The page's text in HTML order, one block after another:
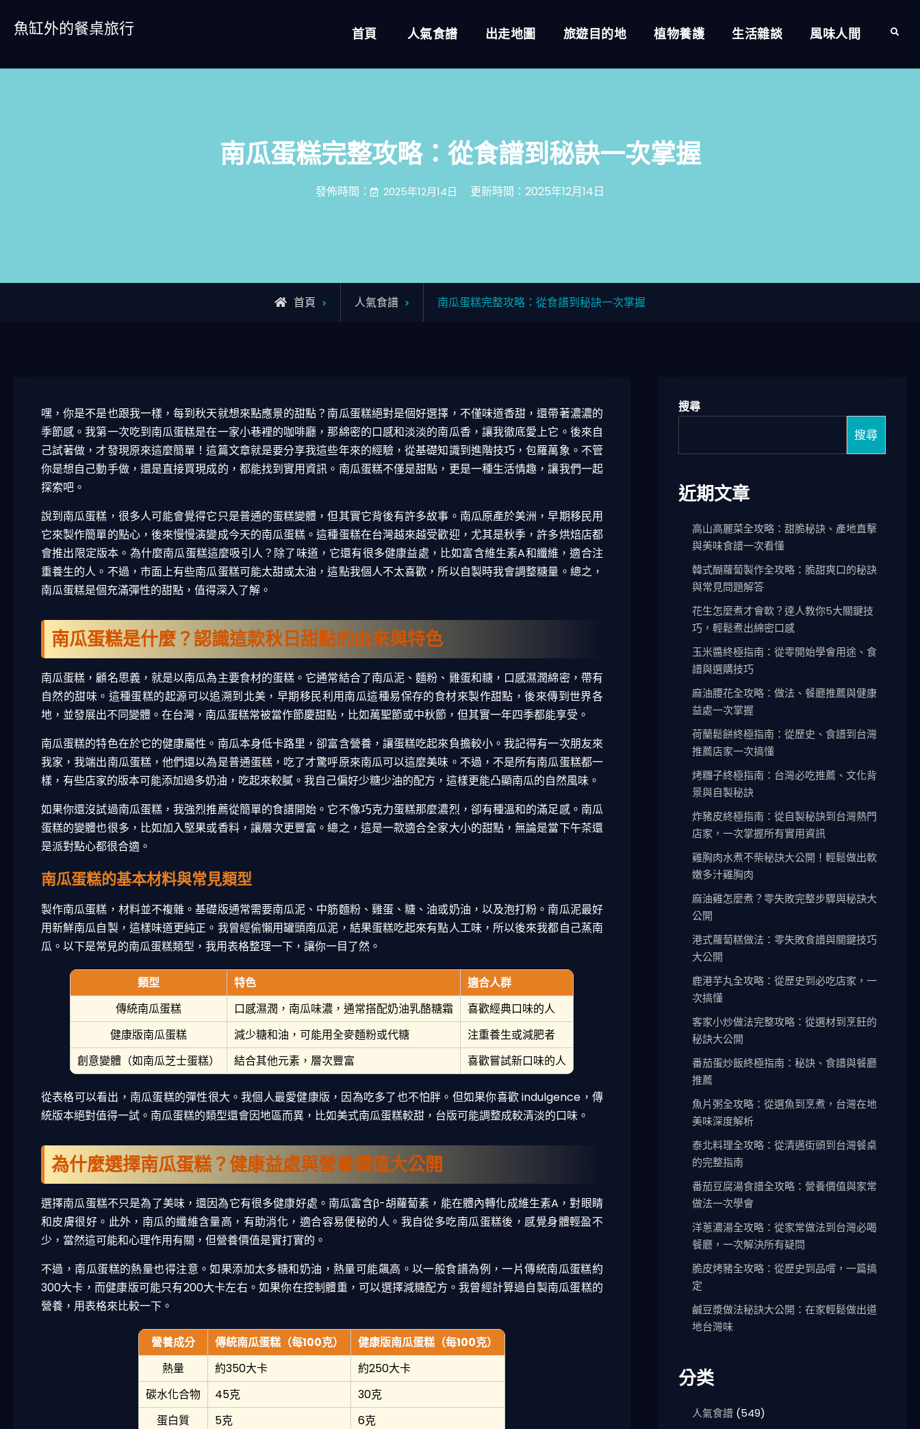
魚缸外的餐桌旅行 首頁 人氣食譜 出走地圖 旅遊目的地 植物養護 生活雜談 風味人間 Search
南瓜蛋糕完整攻略：從食譜到秘訣一次掌握
發佈時間： 2025年12月14日 更新時間：2025年12月14日
首頁 人氣食譜 南瓜蛋糕完整攻略：從食譜到秘訣一次掌握
嘿，你是不是也跟我一樣，每到秋天就想來點應景的甜點？南瓜蛋糕絕對是個好選擇，不僅味道香甜，還帶著濃濃的
季節感。我第一次吃到南瓜蛋糕是在一家小巷裡的咖啡廳，那綿密的口感和淡淡的南瓜香，讓我徹底愛上它。後來自
己試著做，才發現原來這麼簡單！這篇文章就是要分享我這些年來的經驗，從基礎知識到進階技巧，包羅萬象。不管
你是想自己動手做，還是直接買現成的，都能找到實用資訊。南瓜蛋糕不僅是甜點，更是一種生活情趣，讓我們一起
探索吧。
說到南瓜蛋糕，很多人可能會覺得它只是普通的蛋糕變體，但其實它背後有許多故事。南瓜原產於美洲，早期移民用
它來製作簡單的點心，後來慢慢演變成今天的南瓜蛋糕。這種蛋糕在台灣越來越受歡迎，尤其是秋季，許多烘焙店都
會推出限定版本。為什麼南瓜蛋糕這麼吸引人？除了味道，它還有很多健康益處，比如富含維生素A和纖維，適合注
重養生的人。不過，市面上有些南瓜蛋糕可能太甜或太油，這點我個人不太喜歡，所以自製時我會調整糖量。總之，
南瓜蛋糕是個充滿彈性的甜點，值得深入了解。
南瓜蛋糕是什麼？認識這款秋日甜點的由來與特色
南瓜蛋糕，顧名思義，就是以南瓜為主要食材的蛋糕。它通常結合了南瓜泥、麵粉、雞蛋和糖，口感濕潤綿密，帶有
自然的甜味。這種蛋糕的起源可以追溯到北美，早期移民利用南瓜這種易保存的食材來製作甜點，後來傳到世界各
地，並發展出不同變體。在台灣，南瓜蛋糕常被當作節慶甜點，比如萬聖節或中秋節，但其實一年四季都能享受。
南瓜蛋糕的特色在於它的健康屬性。南瓜本身低卡路里，卻富含營養，讓蛋糕吃起來負擔較小。我記得有一次朋友來
我家，我端出南瓜蛋糕，他們還以為是普通蛋糕，吃了才驚呼原來南瓜可以這麼美味。不過，不是所有南瓜蛋糕都一
樣，有些店家的版本可能添加過多奶油，吃起來較膩。我自己偏好少糖少油的配方，這樣更能凸顯南瓜的自然風味。
如果你還沒試過南瓜蛋糕，我強烈推薦從簡單的食譜開始。它不像巧克力蛋糕那麼濃烈，卻有種溫和的滿足感。南瓜
蛋糕的變體也很多，比如加入堅果或香料，讓層次更豐富。總之，這是一款適合全家大小的甜點，無論是當下午茶還
是派對點心都很合適。
南瓜蛋糕的基本材料與常見類型
製作南瓜蛋糕，材料並不複雜。基礎版通常需要南瓜泥、中筋麵粉、雞蛋、糖、油或奶油，以及泡打粉。南瓜泥最好
用新鮮南瓜自製，這樣味道更純正。我曾經偷懶用罐頭南瓜泥，結果蛋糕吃起來有點人工味，所以後來我都自己蒸南
瓜。以下是常見的南瓜蛋糕類型，我用表格整理一下，讓你一目了然。
類型 特色
適合人群
傳統南瓜蛋糕
口感濕潤，南瓜味濃，通常搭配奶油乳酪糖霜
喜歡經典口味的人
健康版南瓜蛋糕
減少糖和油，可能用全麥麵粉或代糖
注重養生或減肥者
創意變體（如南瓜芝士蛋糕）
結合其他元素，層次豐富 喜歡嘗試新口味的人
從表格可以看出，南瓜蛋糕的彈性很大。我個人最愛健康版，因為吃多了也不怕胖。但如果你喜歡 indulgence，傳
統版本絕對值得一試。南瓜蛋糕的類型還會因地區而異，比如美式南瓜蛋糕較甜，台版可能調整成較清淡的口味。
為什麼選擇南瓜蛋糕？健康益處與營養價值大公開
選擇南瓜蛋糕不只是為了美味，還因為它有很多健康好處。南瓜富含β-胡蘿蔔素，能在體內轉化成維生素A，對眼睛
和皮膚很好。此外，南瓜的纖維含量高，有助消化，適合容易便秘的人。我自從多吃南瓜蛋糕後，感覺身體輕盈不
少，當然這可能和心理作用有關，但營養價值是實打實的。
不過，南瓜蛋糕的熱量也得注意。如果添加太多糖和奶油，熱量可能飆高。以一般食譜為例，一片傳統南瓜蛋糕約
300大卡，而健康版可能只有200大卡左右。如果你在控制體重，可以選擇減糖配方。我曾經計算過自製南瓜蛋糕的
營養，用表格來比較一下。
營養成分 傳統南瓜蛋糕（每100克）
健康版南瓜蛋糕（每100克）
熱量
約350大卡
約250大卡
碳水化合物
45克
30克
蛋白質
5克
6克
搜尋
搜尋
近期文章
高山高麗菜全攻略：甜脆秘訣、產地直擊
與美味食譜一次看懂
韓式醐蘿蔔製作全攻略：脆甜爽口的秘訣
與常見問題解答
花生怎麼煮才會軟？達人教你5大關鍵技
巧，輕鬆煮出綿密口感
玉米醬終極指南：從零開始學會用途、食
譜與選購技巧
麻油腰花全攻略：做法、餐廳推薦與健康
益處一次掌握
荷蘭鬆餅終極指南：從歷史、食譜到台灣
推薦店家一次搞懂
烤糰子終極指南：台灣必吃推薦、文化背
景與自製秘訣
炸豬皮終極指南：從自製秘訣到台灣熱門
店家，一次掌握所有實用資訊
雞胸肉水煮不柴秘訣大公開！輕鬆做出軟
嫩多汁雞胸肉
麻油雞怎麼煮？零失敗完整步驟與秘訣大
公開
港式蘿蔔糕做法：零失敗食譜與關鍵技巧
大公開
鹿港芋丸全攻略：從歷史到必吃店家，一
次搞懂
客家小炒做法完整攻略：從選材到烹飪的
秘訣大公開
番茄蛋炒飯終極指南：秘訣、食譜與餐廳
推薦
魚片粥全攻略：從選魚到烹煮，台灣在地
美味深度解析
泰北料理全攻略：從清邁街頭到台灣餐桌
的完整指南
番茄豆腐湯食譜全攻略：營養價值與家常
做法一次學會
洋蔥濃湯全攻略：從家常做法到台灣必喝
餐廳，一次解決所有疑問
脆皮烤豬全攻略：從歷史到品嚐，一篇搞
定
鹹豆漿做法秘訣大公開：在家輕鬆做出道
地台灣味
分类
人氣食譜(549)